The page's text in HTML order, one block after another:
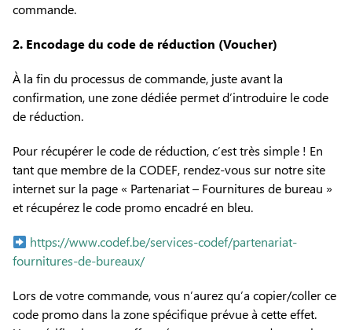
commande.
2. Encodage du code de réduction (Voucher)
À la fin du processus de commande, juste avant la
confirmation, une zone dédiée permet d’introduire le code
de réduction.
Pour récupérer le code de réduction, c’est très simple ! En
tant que membre de la CODEF, rendez-vous sur notre site
internet sur la page « Partenariat – Fournitures de bureau »
et récupérez le code promo encadré en bleu.
https://www.codef.be/services-codef/partenariat-
fournitures-de-bureaux/
Lors de votre commande, vous n’aurez qu’a copier/coller ce
code promo dans la zone spécifique prévue à cette effet.